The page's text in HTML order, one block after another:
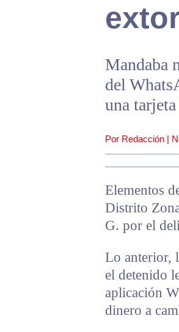
Mandaba
del
una
Por Redacción |
Elementos
Distrito
G. por el
Lo anterior,
el detenido
aplicación
dinero a